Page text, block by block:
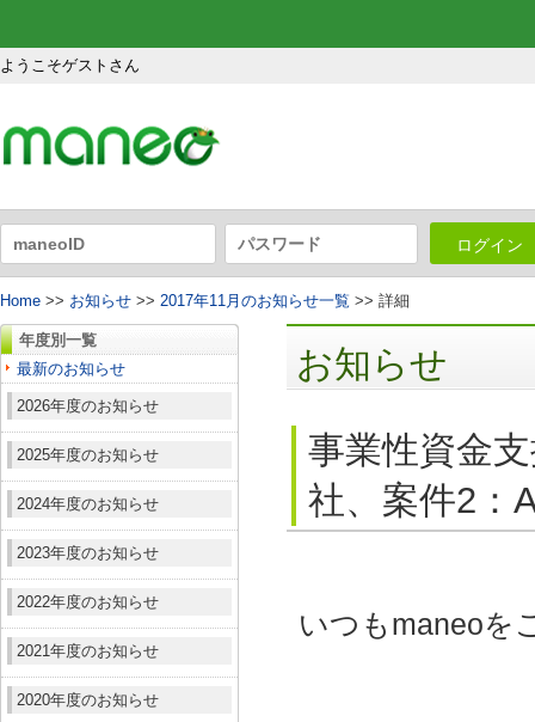
ようこそゲストさん
ログイン
Home >> お知らせ >> 2017年11月のお知らせ一覧 >> 詳細
年度別一覧
最新のお知らせ
2026年度のお知らせ
2025年度のお知らせ
2024年度のお知らせ
2023年度のお知らせ
2022年度のお知らせ
2021年度のお知らせ
2020年度のお知らせ
お知らせ
事業性資金
社、案件2：
いつもmaneoを